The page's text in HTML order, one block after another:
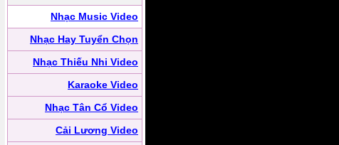
Nhạc Music Video
Nhạc Hay Tuyển Chọn
Nhạc Thiếu Nhi Video
Karaoke Video
Nhạc Tân Cổ Video
Cải Lương Video